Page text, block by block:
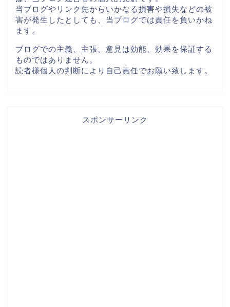
当ブログやリンク先からいかなる損害や損失などの被
害が発生したとしても、当ブログでは責任を負いかね
ます。
ブログでの主義、主張、意見は効能、効果を保証する
ものではありません。
読者様個人の判断により自己責任でお願い致します。
スポンサーリンク